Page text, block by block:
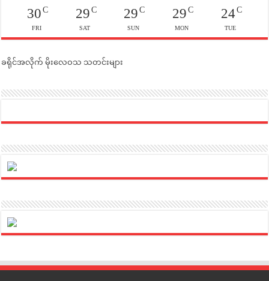
30C
FRI
29C
SAT
29 C
SUN
29C
MON
24C
TUE
ခရိုင်အလိုက် မိုးလေဝသ သတင်းများ